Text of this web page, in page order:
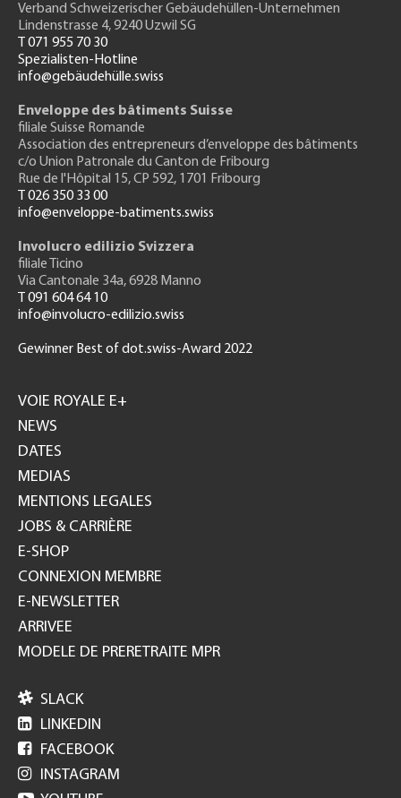
Verband Schweizerischer Gebäudehüllen-Unternehmen
Lindenstrasse 4, 9240 Uzwil SG
T 071 955 70 30
Spezialisten-Hotline
info@gebäudehülle.swiss
Enveloppe des bâtiments Suisse
filiale Suisse Romande
Association des entrepreneurs d’enveloppe des bâtiments
c/o Union Patronale du Canton de Fribourg
Rue de l'Hôpital 15, CP 592, 1701 Fribourg
T 026 350 33 00
info@enveloppe-batiments.swiss
Involucro edilizio Svizzera
filiale Ticino
Via Cantonale 34a, 6928 Manno
T 091 604 64 10
info@involucro-edilizio.swiss
Gewinner Best of dot.swiss-Award 2022
GH
VOIE ROYALE E+
NEWS
DATES
MEDIAS
MENTIONS LEGALES
JOBS & CARRIÈRE
E-SHOP
CONNEXION MEMBRE
E-NEWSLETTER
ARRIVEE
MODELE DE PRERETRAITE MPR
 SLACK
 LINKEDIN
 FACEBOOK
 INSTAGRAM